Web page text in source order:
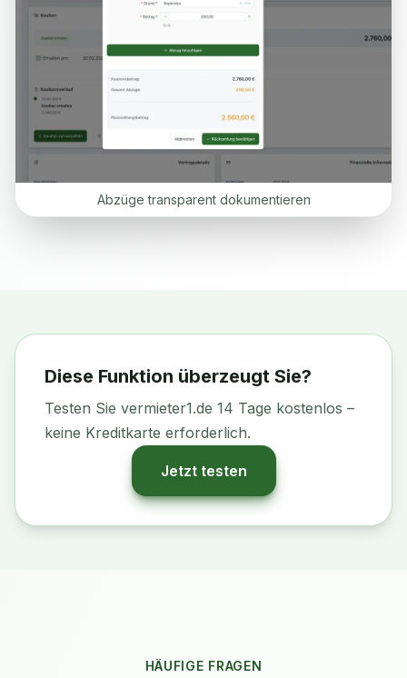
Abzüge transparent dokumentieren
Diese Funktion überzeugt Sie?
Testen Sie vermieter1.de 14 Tage kostenlos –
keine Kreditkarte erforderlich.
Jetzt testen
HÄUFIGE FRAGEN